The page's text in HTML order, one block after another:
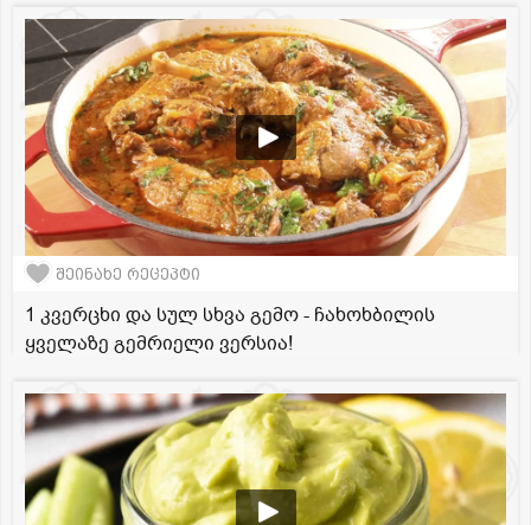
შეინახე რეცეპტი
1 კვერცხი და სულ სხვა გემო - ჩახოხბილის
ყველაზე გემრიელი ვერსია!